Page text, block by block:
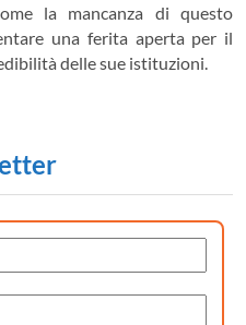
la mancanza di questo
una ferita aperta per il
delle sue istituzioni.